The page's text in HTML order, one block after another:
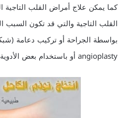
كما يمكن علاج أمراض القلب التاجية
القلب التاجية والتي قد تكون السبب
بواسطة الجراحة أو تركيب دعامة
angioplasty أو باستخدام بعض الأدوية.